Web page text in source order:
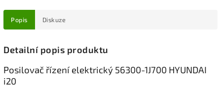
Popis Diskuze
Detailní popis produktu
Posilovač řízení elektrický 56300-1J700 HYUNDAI
i20